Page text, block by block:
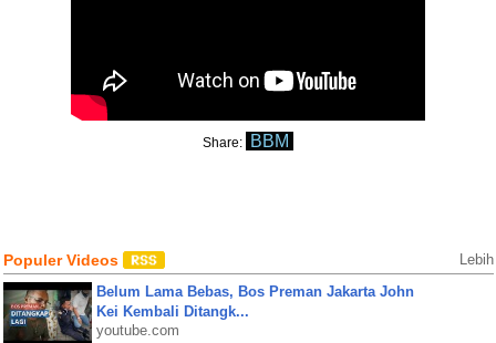
Share: BBM
Populer Videos Lebih
Belum Lama Bebas, Bos Preman Jakarta John
Kei Kembali Ditangk...
youtube.com